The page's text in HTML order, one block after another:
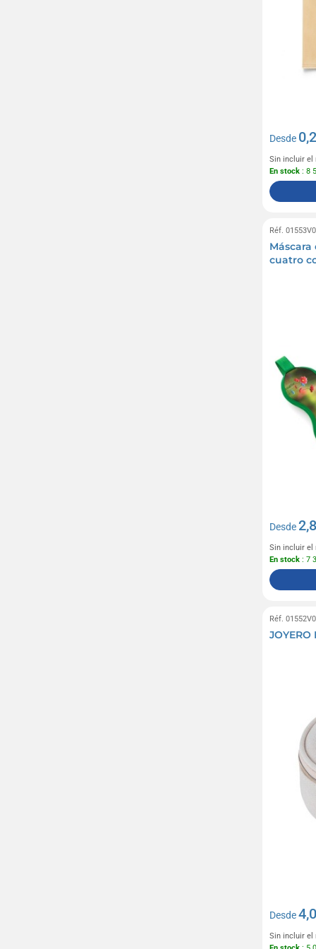
Desde
Sin incluir el
En stock : 8
Réf.
cuatro
Desde
Sin incluir el
En stock : 7
Réf.
JOYERO
Desde
Sin incluir el